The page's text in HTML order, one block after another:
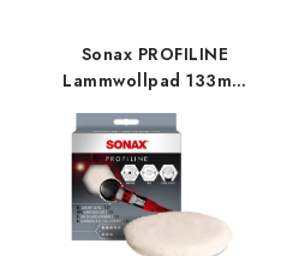
Sonax PROFILINE
Lammwollpad 133mm